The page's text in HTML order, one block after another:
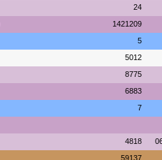
24
1421209
5
5012
8775
6883
7
4818
59137